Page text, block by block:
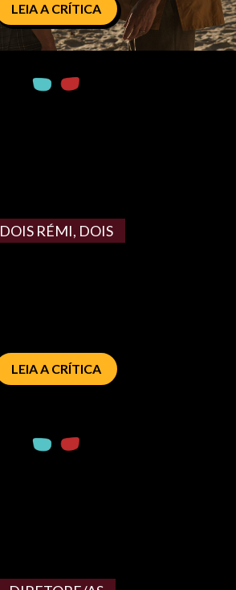
LEIA A CRÍTICA
DOIS RÉMI, DOIS
LEIA A CRÍTICA